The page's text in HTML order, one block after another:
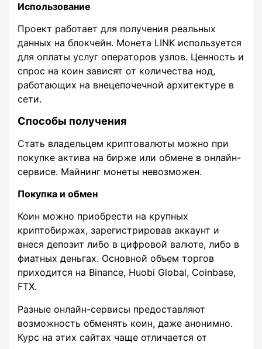
Использование
Проект работает для получения реальных
данных на блокчейн. Монета LINK используется
для оплаты услуг операторов узлов. Ценность и
спрос на коин зависят от количества нод,
работающих на внецепочечной архитектуре в
сети.
Способы получения
Стать владельцем криптовалюты можно при
покупке актива на бирже или обмене в онлайн-
сервисе. Майнинг монеты невозможен.
Покупка и обмен
Коин можно приобрести на крупных
криптобиржах, зарегистрировав аккаунт и
внеся депозит либо в цифровой валюте, либо в
фиатных деньгах. Основной объем торгов
приходится на Binance, Huobi Global, Coinbase,
FTX.
Разные онлайн-сервисы предоставляют
возможность обменять коин, даже анонимно.
Курс на этих сайтах чаще отличается от